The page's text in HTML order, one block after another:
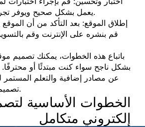
يعمل بشكل صحيح ويوفر تجربة مستخدم مرضية.
قم بنشره على الإنترنت وقم
باتباع هذه الخطوات، يمكنك تصميم
بشكل ناجح سواء كنت مبتدئًا أو
عن مصادر إضافية والتعلم
تصميم المواقع الإلكترونية.
الخطوات الأساسية
إلكتروني متكامل